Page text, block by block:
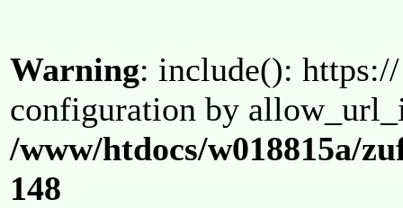
Warning: include():
configuration by
/www/htdocs/w018815a/
148